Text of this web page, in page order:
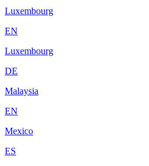
Luxembourg
EN
Luxembourg
DE
Malaysia
EN
Mexico
ES